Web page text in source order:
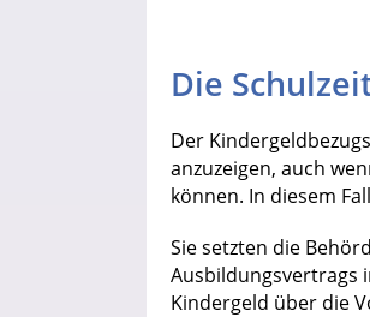
Die
Der
anzuzeigen, auch
können. In diesem
Sie setzten die
Ausbildungsvertrags
Kindergeld über die